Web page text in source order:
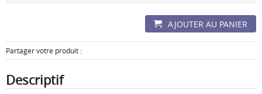
AJOUTER AU PANIER
Partager votre produit :
Descriptif